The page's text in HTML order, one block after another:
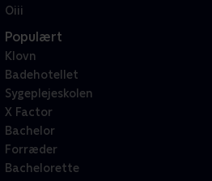
Oiii
Populært
Klovn
Badehotellet
Sygeplejeskolen
X Factor
Bachelor
Forræder
Bachelorette